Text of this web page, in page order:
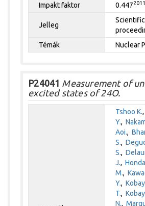
Impakt faktor 0.4472011
Jelleg
Témák
Nuclear
P24041 Measurement of
excited states of 24O.
Tshoo K.
Y.,
Aoi.,
S.,
S.,
J.,
M.,
Y.,
T.,
N.,